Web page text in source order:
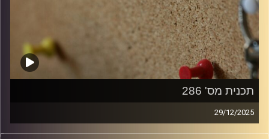
תכנית מס' 286
29/12/2025
קלאסיקות רוק עם אורן הוף